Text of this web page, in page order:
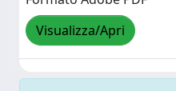
Visualizza/Apri